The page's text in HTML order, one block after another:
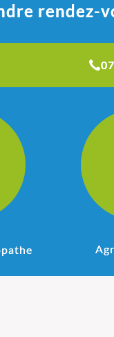
rendez-